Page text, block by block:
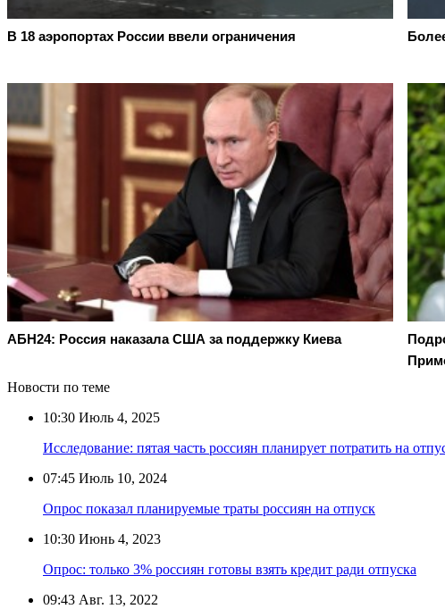
В 18 аэропортах России ввели ограничения
АБН24: Россия наказала США за поддержку Киева
Новости по теме
10:30 Июль 4, 2025
Исследование: пятая часть россиян планирует потратить на
07:45 Июль 10, 2024
Опрос показал планируемые траты россиян на отпуск
10:30 Июнь 4, 2023
Опрос: только 3% россиян готовы взять кредит ради отпуска
09:43 Авг. 13, 2022